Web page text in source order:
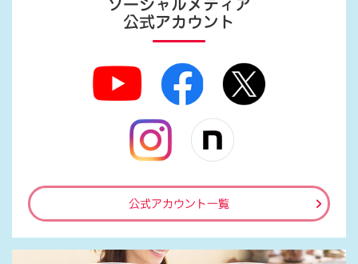
ソーシャルメディア
公式アカウント
公式アカウント一覧